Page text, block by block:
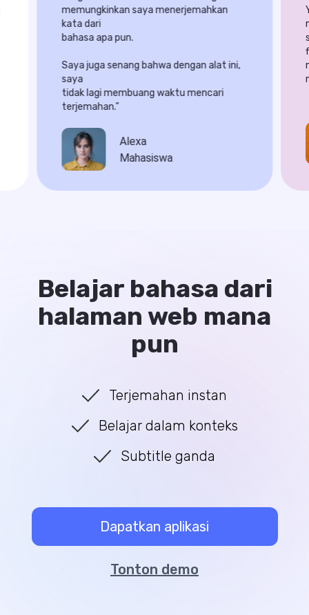
memungkinkan saya menerjemahkan
kata dari
bahasa apa pun.
Saya juga senang bahwa dengan alat ini,
saya
tidak lagi membuang waktu mencari
terjemahan."
Alexa
Mahasiswa
Belajar bahasa dari
halaman web mana
pun
Terjemahan instan
Belajar dalam konteks
Subtitle ganda
Dapatkan aplikasi
Tonton demo